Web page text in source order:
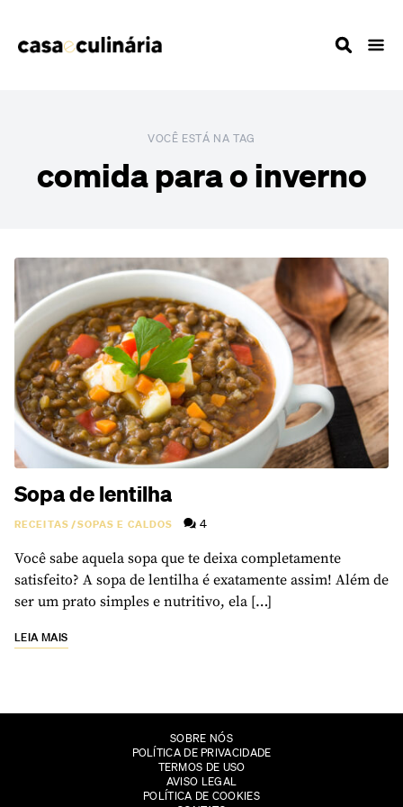
VOCÊ ESTÁ NA TAG
comida para o inverno
Sopa de lentilha
RECEITAS/SOPAS E CALDOS 4
Você sabe aquela sopa que te deixa completamente
satisfeito? A sopa de lentilha é exatamente assim! Além de
ser um prato simples e nutritivo, ela […]
LEIA MAIS
SOBRE NÓS
POLÍTICA DE PRIVACIDADE
TERMOS DE USO
AVISO LEGAL
POLÍTICA DE COOKIES